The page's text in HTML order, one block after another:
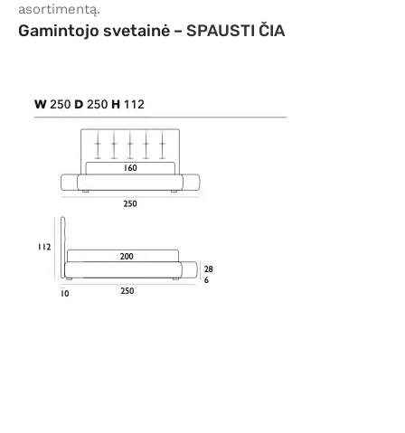
asortimentą.
Gamintojo svetainė –SPAUSTI ČIA